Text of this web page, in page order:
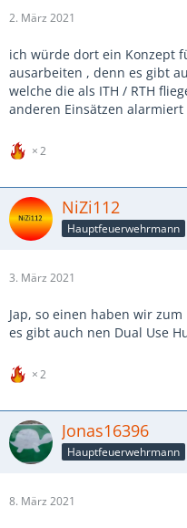
2. März 2021
ich würde dort ein Konzept
ausarbeiten , denn es gibt
welche die als ITH / RTH
anderen Einsätzen
2
NiZi112
Hauptfeuerwehrmann
3. März 2021
Jap, so einen haben wir
es gibt auch nen Dual Use
2
Jonas16396
Hauptfeuerwehrmann
8. März 2021